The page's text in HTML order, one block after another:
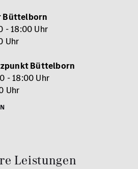
Büttelborn
- 18:00 Uhr
Uhr
Büttelborn
- 18:00 Uhr
Uhr
Leistungen